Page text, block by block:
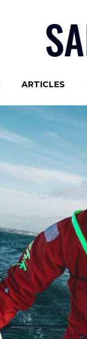
ARTICLES